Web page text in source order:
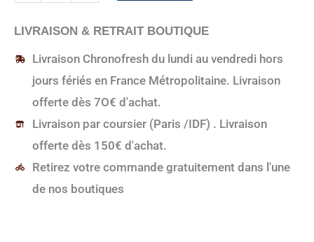
Boite
métallique
Pralines
roses
LIVRAISON & RETRAIT BOUTIQUE
Livraison Chronofresh du lundi au vendredi hors
jours fériés en France Métropolitaine. Livraison
offerte dès 7O€ d'achat.
Livraison par coursier (Paris /IDF) . Livraison
offerte dès 150€ d'achat.
Retirez votre commande gratuitement dans l'une
de nos boutiques